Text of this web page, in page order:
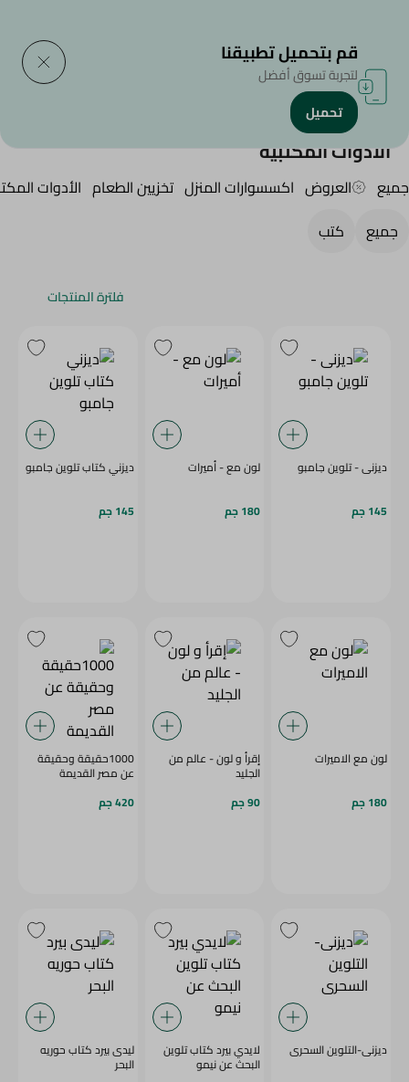
الرئيسية /
Household
الأدوات المكتبية
جميع العروض اكسسوارات المنزل تخزيين الطعام الأدوات
جميع
كتب
فلترة المنتجات
ديزنى - تلوين جامبو
145 جم
لون مع - أميرات
180 جم
ديزني كتاب تلوين جامبو
145 جم
لون مع الاميرات
180 جم
إقرأ و لون - عالم من
الجليد
90 جم
1000حقيقة وحقيقة
عن مصر القديمة
420 جم
ديزنى-التلوين السحرى لايدي بيرد كتاب تلوين
البحث عن نيمو
ليدى بيرد كتاب حوريه
البحر
قم بتحميل تطبيقنا
لتجربة تسوق أفضل
تحميل